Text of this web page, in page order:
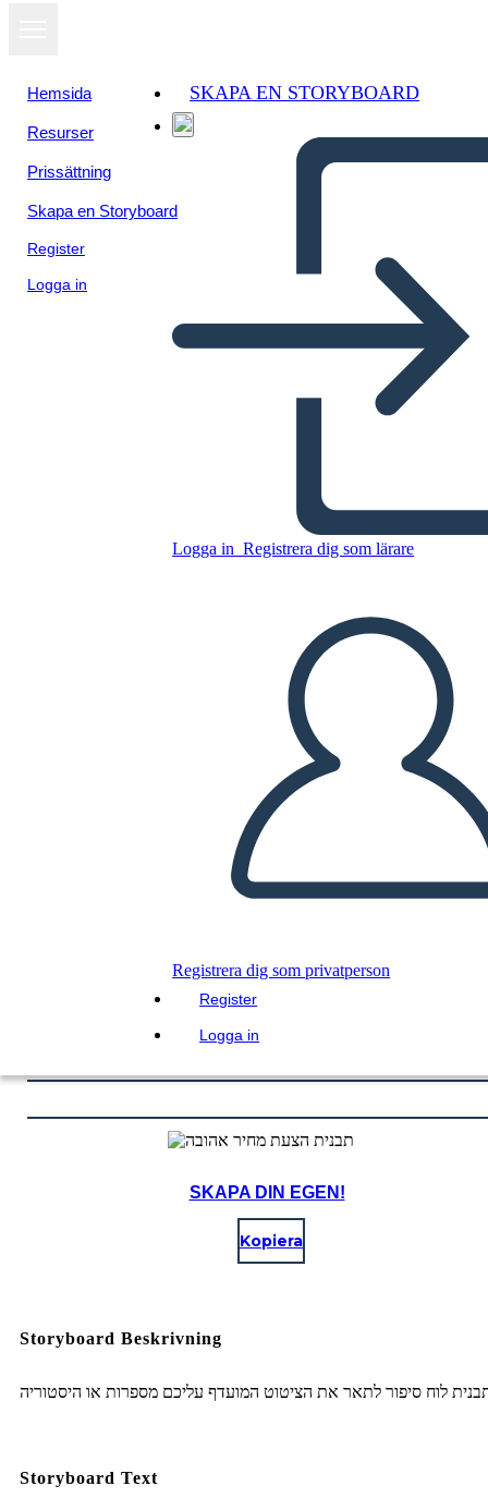
Hemsida
Resurser
Prissättning
Skapa en Storyboard
Register
Logga in
SKAPA EN STORYBOARD
Logga in Registrera dig som lärare
Registrera dig som privatperson
Register
Logga in
תבנית הצעת מחיר אהובה
Kopiera denna storyboard
SKAPA EN STORYBOARD
LÄS FÖR MIG
SKAPA DIN EGEN!
Kopiera
Storyboard Beskrivning
Storyboard Text